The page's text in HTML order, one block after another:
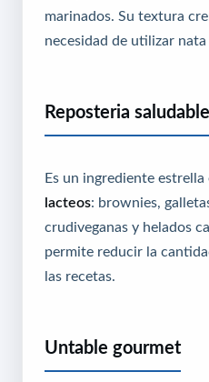
marinados. Su textura
necesidad de utilizar nata
Reposteria saludable
Es un ingrediente estrella
lacteos: brownies,
crudiveganas y helados
permite reducir la
las recetas.
Untable gourmet